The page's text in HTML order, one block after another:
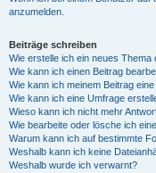
anzumelden.
Beiträge schreiben
Wie erstelle ich ein neues Thema
Wie kann ich einen Beitrag
Wie kann ich meinem Beitrag
Wie kann ich eine Umfrage
Wieso kann ich nicht mehr
Wie bearbeite oder lösche ich
Warum kann ich auf bestimmte
Weshalb kann ich keine
Weshalb wurde ich verwarnt?